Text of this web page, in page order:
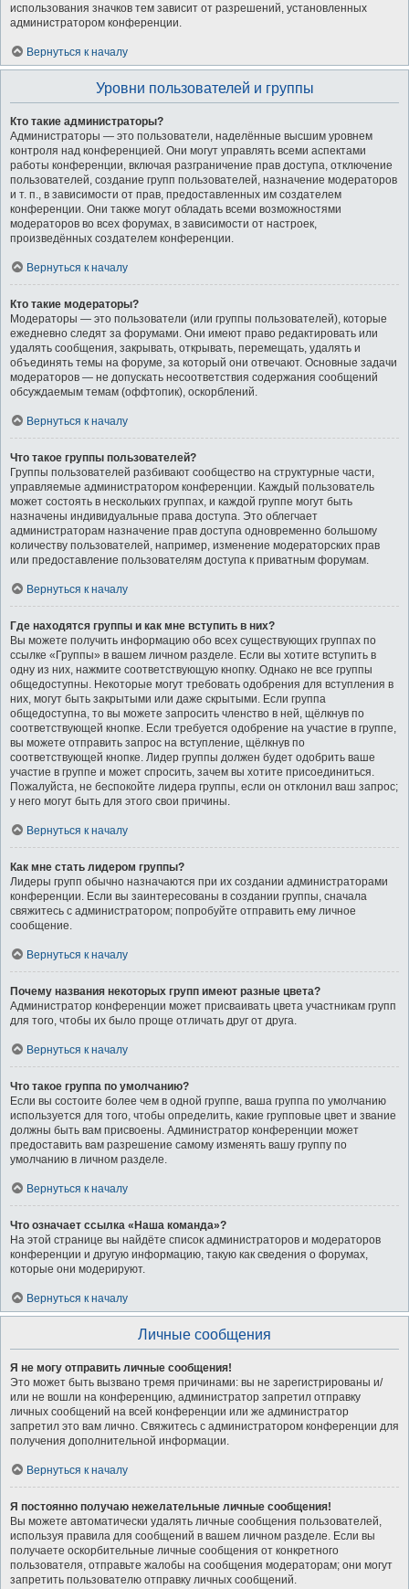
использования значков тем зависит от разрешений, установленных
администратором конференции.
Вернуться к началу
Уровни пользователей и группы
Кто такие администраторы?
Администраторы — это пользователи, наделённые высшим уровнем
контроля над конференцией. Они могут управлять всеми аспектами
работы конференции, включая разграничение прав доступа, отключение
пользователей, создание групп пользователей, назначение модераторов
и т. п., в зависимости от прав, предоставленных им создателем
конференции. Они также могут обладать всеми возможностями
модераторов во всех форумах, в зависимости от настроек,
произведённых создателем конференции.
Вернуться к началу
Кто такие модераторы?
Модераторы — это пользователи (или группы пользователей), которые
ежедневно следят за форумами. Они имеют право редактировать или
удалять сообщения, закрывать, открывать, перемещать, удалять и
объединять темы на форуме, за который они отвечают. Основные задачи
модераторов — не допускать несоответствия содержания сообщений
обсуждаемым темам (оффтопик), оскорблений.
Вернуться к началу
Что такое группы пользователей?
Группы пользователей разбивают сообщество на структурные части,
управляемые администратором конференции. Каждый пользователь
может состоять в нескольких группах, и каждой группе могут быть
назначены индивидуальные права доступа. Это облегчает
администраторам назначение прав доступа одновременно большому
количеству пользователей, например, изменение модераторских прав
или предоставление пользователям доступа к приватным форумам.
Вернуться к началу
Где находятся группы и как мне вступить в них?
Вы можете получить информацию обо всех существующих группах по
ссылке «Группы» в вашем личном разделе. Если вы хотите вступить в
одну из них, нажмите соответствующую кнопку. Однако не все группы
общедоступны. Некоторые могут требовать одобрения для вступления в
них, могут быть закрытыми или даже скрытыми. Если группа
общедоступна, то вы можете запросить членство в ней, щёлкнув по
соответствующей кнопке. Если требуется одобрение на участие в группе,
вы можете отправить запрос на вступление, щёлкнув по
соответствующей кнопке. Лидер группы должен будет одобрить ваше
участие в группе и может спросить, зачем вы хотите присоединиться.
Пожалуйста, не беспокойте лидера группы, если он отклонил ваш запрос;
у него могут быть для этого свои причины.
Вернуться к началу
Как мне стать лидером группы?
Лидеры групп обычно назначаются при их создании администраторами
конференции. Если вы заинтересованы в создании группы, сначала
свяжитесь с администратором; попробуйте отправить ему личное
сообщение.
Вернуться к началу
Почему названия некоторых групп имеют разные цвета?
Администратор конференции может присваивать цвета участникам групп
для того, чтобы их было проще отличать друг от друга.
Вернуться к началу
Что такое группа по умолчанию?
Если вы состоите более чем в одной группе, ваша группа по умолчанию
используется для того, чтобы определить, какие групповые цвет и звание
должны быть вам присвоены. Администратор конференции может
предоставить вам разрешение самому изменять вашу группу по
умолчанию в личном разделе.
Вернуться к началу
Что означает ссылка «Наша команда»?
На этой странице вы найдёте список администраторов и модераторов
конференции и другую информацию, такую как сведения о форумах,
которые они модерируют.
Вернуться к началу
Личные сообщения
Я не могу отправить личные сообщения!
Это может быть вызвано тремя причинами: вы не зарегистрированы и/
или не вошли на конференцию, администратор запретил отправку
личных сообщений на всей конференции или же администратор
запретил это вам лично. Свяжитесь с администратором конференции для
получения дополнительной информации.
Вернуться к началу
Я постоянно получаю нежелательные личные сообщения!
Вы можете автоматически удалять личные сообщения пользователей,
используя правила для сообщений в вашем личном разделе. Если вы
получаете оскорбительные личные сообщения от конкретного
пользователя, отправьте жалобы на сообщения модераторам; они могут
запретить пользователю отправку личных сообщений.